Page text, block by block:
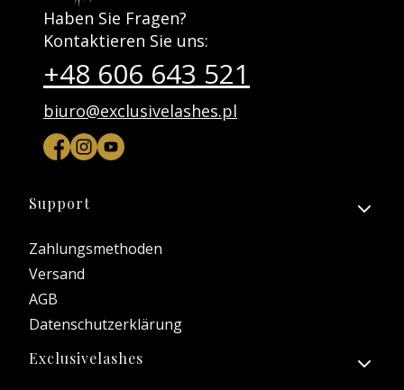
Haben Sie Fragen?
Kontaktieren Sie uns:
+48 606 643 521
biuro@exclusivelashes.pl
Fußzeilenmenü
Support
Zahlungsmethoden
Versand
AGB
Datenschutzerklärung
Exclusivelashes